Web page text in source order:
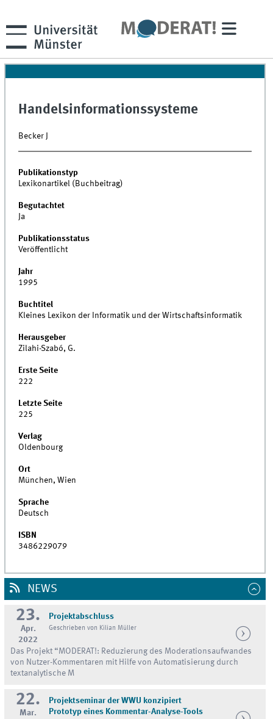
Handelsinformationssysteme
Becker J
Publikationstyp
Lexikonartikel (Buchbeitrag)
Begutachtet
Ja
Publikationsstatus
Veröffentlicht
Jahr
1995
Buchtitel
Kleines Lexikon der Informatik und der Wirtschaftsinformatik
Herausgeber
Zilahi-Szabó, G.
Erste Seite
222
Letzte Seite
225
Verlag
Oldenbourg
Ort
München, Wien
Sprache
Deutsch
ISBN
3486229079
NEWS
23.
Apr.
2022
Projektabschluss
Geschrieben von Kilian Müller
Das Projekt “MODERAT!: Reduzierung des Moderationsaufwandes
von Nutzer-Kommentaren mit Hilfe von Automatisierung durch
textanalytische M
22.
Mar.
Projektseminar der WWU konzipiert
Prototyp eines Kommentar-Analyse-Tools